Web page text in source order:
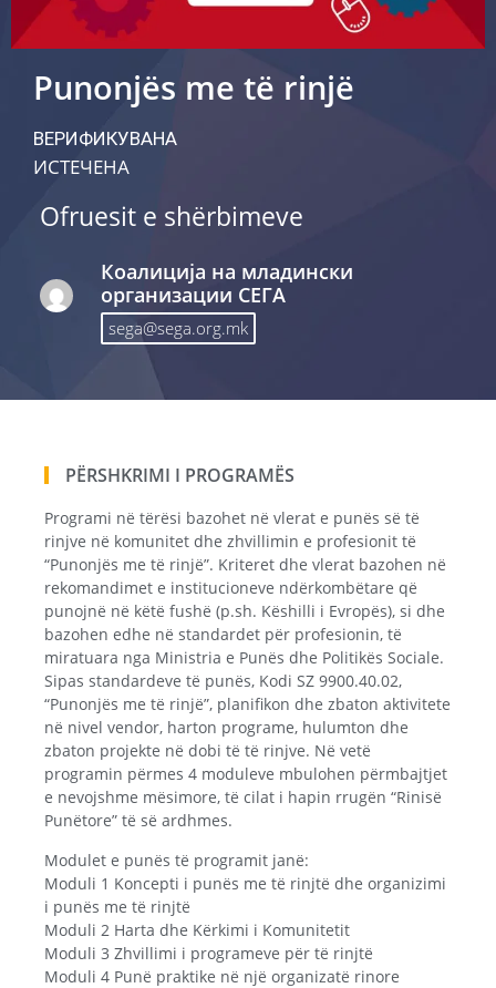
Punonjës me të rinjë
ВЕРИФИКУВАНА
ИСТЕЧЕНА
Ofruesit e shërbimeve
Коалиција на младински
организации СЕГA
sega@sega.org.mk
PËRSHKRIMI I PROGRAMËS
Programi në tërësi bazohet në vlerat e punës së të
rinjve në komunitet dhe zhvillimin e profesionit të
“Punonjës me të rinjë”. Kriteret dhe vlerat bazohen në
rekomandimet e institucioneve ndërkombëtare që
punojnë në këtë fushë (p.sh. Këshilli i Evropës), si dhe
bazohen edhe në standardet për profesionin, të
miratuara nga Ministria e Punës dhe Politikës Sociale.
Sipas standardeve të punës, Kodi SZ 9900.40.02,
“Punonjës me të rinjë”, planifikon dhe zbaton aktivitete
në nivel vendor, harton programe, hulumton dhe
zbaton projekte në dobi të të rinjve. Në vetë
programin përmes 4 moduleve mbulohen përmbajtjet
e nevojshme mësimore, të cilat i hapin rrugën “Rinisë
Punëtore” të së ardhmes.
Modulet e punës të programit janë:
Moduli 1 Koncepti i punës me të rinjtë dhe organizimi
i punës me të rinjtë
Moduli 2 Harta dhe Kërkimi i Komunitetit
Moduli 3 Zhvillimi i programeve për të rinjtë
Moduli 4 Punë praktike në një organizatë rinore